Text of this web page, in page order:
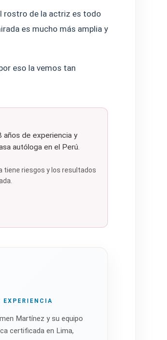
rostro de la actriz es todo
es mucho más amplia y
eso la vemos tan
años de experiencia y
autóloga en el Perú.
tiene riesgos y los resultados
Martínez y su equipo
certificada en Lima,